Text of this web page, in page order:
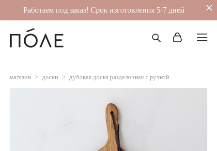
Работаем под заказ! Срок изготовления 5-7 дней
магазин > доски > дубовая доска разделочная с ручкой